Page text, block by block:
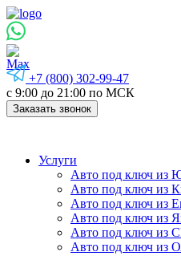
+7 (800) 302-99-47
с 9:00 до 21:00 по МСК
Заказать звонок
Услуги
Авто под ключ из
Авто под ключ из
Авто под ключ из
Авто под ключ из
Авто под ключ из
Авто под ключ из